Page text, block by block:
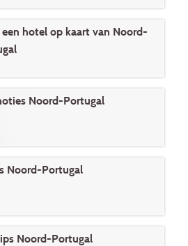
een hotel op kaart van Noord-
Noord-Portugal
Noord-Portugal
Noord-Portugal